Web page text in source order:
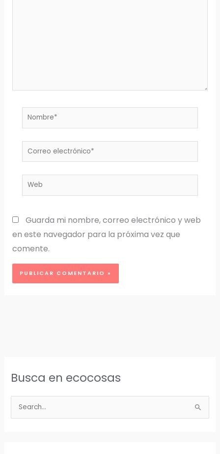
Nombre*
Correo
electrónico*
Web
Guarda mi nombre, correo electrónico y web
en este navegador para la próxima vez que
comente.
Busca en ecocosas